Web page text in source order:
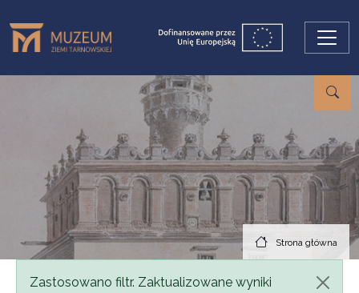
Strona główna
Komunikat
Zastosowano filtr. Zaktualizowane wyniki